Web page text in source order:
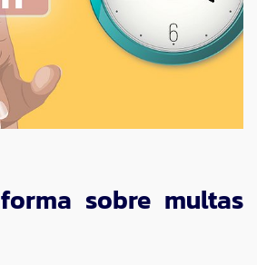
sobre multas